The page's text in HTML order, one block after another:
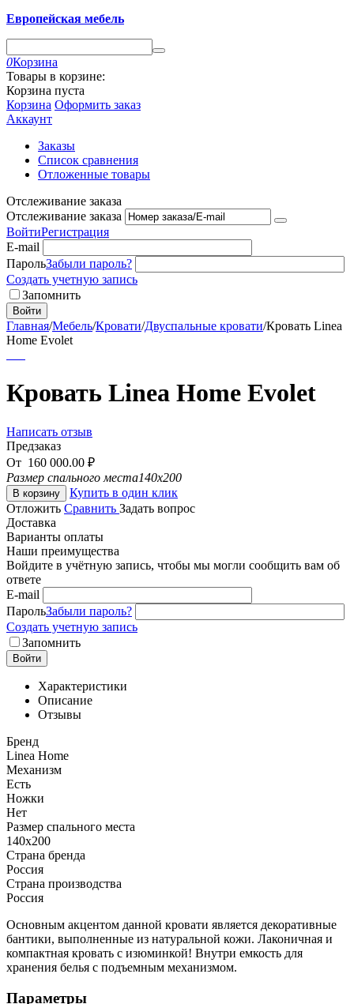
Европейская мебель
0Корзина
Товары в корзине:
Корзина пуста
Корзина Оформить заказ
Аккаунт
Заказы
Список сравнения
Отложенные товары
Отслеживание заказа
Отслеживание заказа
ВойтиРегистрация
E-mail
ПарольЗабыли пароль?
Создать учетную запись
Запомнить
Войти
Главная/Мебель/Кровати/Двуспальные кровати/Кровать Linea
Home Evolet
Кровать Linea Home Evolet
Написать отзыв
Предзаказ
От 160 000.00 ₽
Размер спального места140x200
В корзину
Купить в один клик
Отложить Сравнить Задать вопрос
Доставка
Варианты оплаты
Наши преимущества
Войдите в учётную запись, чтобы мы могли сообщить вам об
ответе
E-mail
ПарольЗабыли пароль?
Создать учетную запись
Запомнить
Войти
Характеристики
Описание
Отзывы
Бренд
Linea Home
Механизм
Есть
Ножки
Нет
Размер спального места
140x200
Страна бренда
Россия
Страна производства
Россия
Основным акцентом данной кровати является декоративные
бантики, выполненные из натуральной кожи. Лаконичная и
компактная кровать с изюминкой! Внутри емкость для
хранения белья с подъемным механизмом.
Параметры